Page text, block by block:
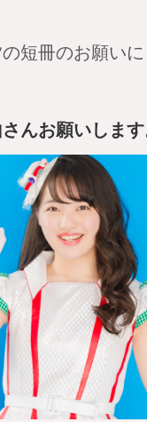
短冊のお願いに
お願いします